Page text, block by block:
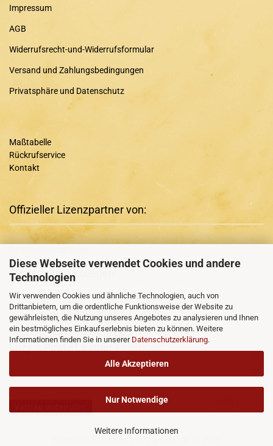
Diese Webseite verwendet Cookies und andere
Technologien
Wir verwenden Cookies und ähnliche Technologien, auch von
Drittanbietern, um die ordentliche Funktionsweise der Website zu
gewährleisten, die Nutzung unseres Angebotes zu analysieren und Ihnen
ein bestmögliches Einkaufserlebnis bieten zu können. Weitere
Informationen finden Sie in unserer Datenschutzerklärung.
Alle Akzeptieren
Nur Notwendige
Weitere Informationen
Impressum
AGB
Widerrufsrecht-und-Widerrufsformular
Versand und Zahlungsbedingungen
Privatsphäre und Datenschutz
Maßtabelle
Rückrufservice
Kontakt
Offizieller Lizenzpartner von:
Freunde und Kollegen:
Runa-Rian + Runa-RianFacebook
Luzy´s Pirate Leatherund